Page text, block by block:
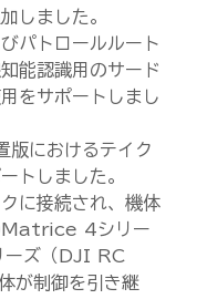
しました。
パトロールルート
能認識用のサード
をサポートしまし
におけるテイク
トしました。
に接続され、機体
Matrice 4シリー
ズ（DJI RC
制御を引き継